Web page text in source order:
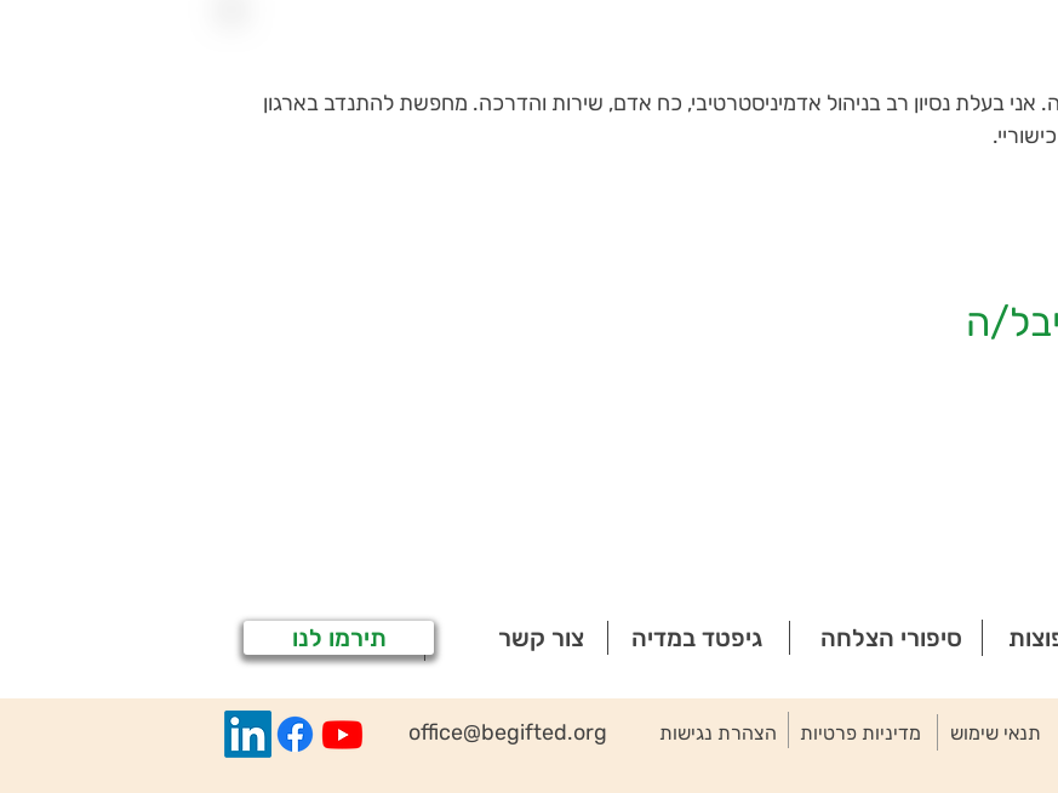
אני בעלת נסיון רב בניהול אדמיניסטרטיבי, כח אדם, שירות והדרכה. מחפשת להתנדב בארגון
ה
תירמו לנו צור קשר גיפטד במדיה סיפורי הצלחה
office@begifted.org הצהרת נגישות מדיניות פרטיות תנאי שימוש